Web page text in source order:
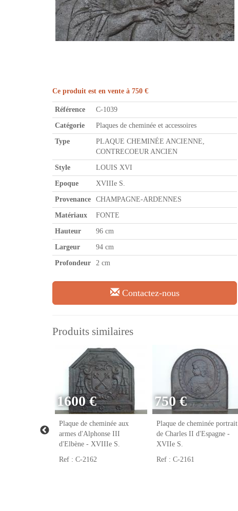
Ce produit est en vente à 750 €
Référence C-1039
Catégorie Plaques de cheminée et accessoires
Type
PLAQUE CHEMINÉE ANCIENNE,
CONTRECOEUR ANCIEN
Style LOUIS XVI
Epoque XVIIIe S.
Provenance CHAMPAGNE-ARDENNES
Matériaux FONTE
Hauteur 96 cm
Largeur 94 cm
Profondeur 2 cm
Contactez-nous
Produits similaires
1600 €
Plaque de cheminée aux
armes d'Alphonse III
d'Elbène - XVIIIe S.
Ref : C-2162
750 €
Plaque de cheminée portrait
de Charles II d'Espagne -
XVIIe S.
Ref : C-2161